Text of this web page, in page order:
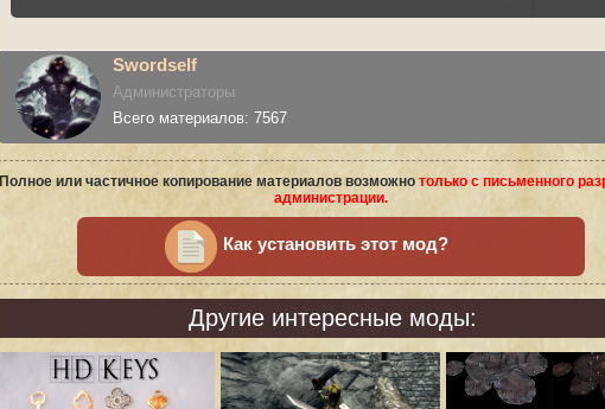
Swordself
Администраторы
Всего материалов: 7567
Полное или частичное копирование материалов возможно только с письменного
администрации.
Как установить этот мод?
Другие интересные моды: